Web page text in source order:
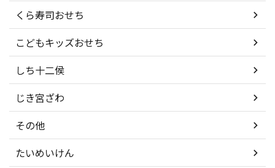
くら寿司おせち
こどもキッズおせち
しち十二侯
じき宮ざわ
その他
たいめいけん